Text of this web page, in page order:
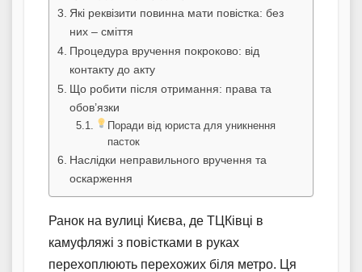
Які реквізити повинна мати повістка: без
них – сміття
Процедура вручення покроково: від
контакту до акту
Що робити після отримання: права та
обов’язки
Поради від юриста для уникнення
пасток
Наслідки неправильного вручення та
оскарження
Ранок на вулиці Києва, де ТЦКівці в
камуфляжі з повістками в руках
перехоплюють перехожих біля метро. Ця